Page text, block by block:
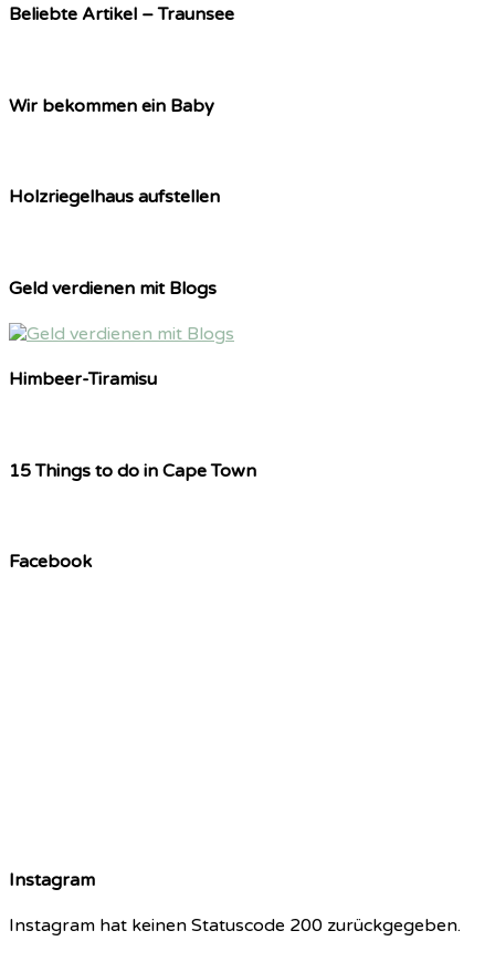
Beliebte Artikel – Traunsee
Wir bekommen ein Baby
Holzriegelhaus aufstellen
Geld verdienen mit Blogs
Himbeer-Tiramisu
15 Things to do in Cape Town
Facebook
Instagram
Instagram hat keinen Statuscode 200 zurückgegeben.